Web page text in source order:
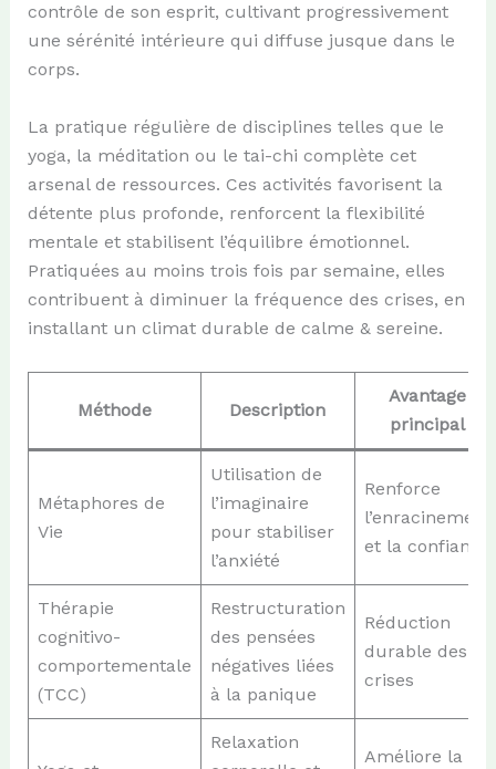
contrôle de son esprit, cultivant progressivement
une sérénité intérieure qui diffuse jusque dans le
corps.
La pratique régulière de disciplines telles que le
yoga, la méditation ou le tai-chi complète cet
arsenal de ressources. Ces activités favorisent la
détente plus profonde, renforcent la flexibilité
mentale et stabilisent l’équilibre émotionnel.
Pratiquées au moins trois fois par semaine, elles
contribuent à diminuer la fréquence des crises, en
installant un climat durable de calme & sereine.
Méthode Description
Avantage
principal
Métaphores de
Vie
Utilisation de
l’imaginaire
pour stabiliser
l’anxiété
Renforce
l’enracinement
et la confiance
Thérapie
cognitivo-
comportementale
(TCC)
Restructuration
des pensées
négatives liées
à la panique
Réduction
durable des
crises
Relaxation
Améliore la